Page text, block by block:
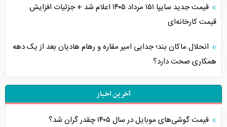
قیمت جدید سایپا ۱۵۱ مرداد ۱۴۰۵ اعلام شد + جزئیات افزایش
قیمت کارخانه‌ای
انحلال ماکان بند؛ جدایی امیر مقاره و رهام هادیان بعد از یک دهه
همکاری صحت دارد؟
آخرین اخبار
قیمت گوشی‌های موبایل در سال ۱۴۰۵ چقدر گران شد؟